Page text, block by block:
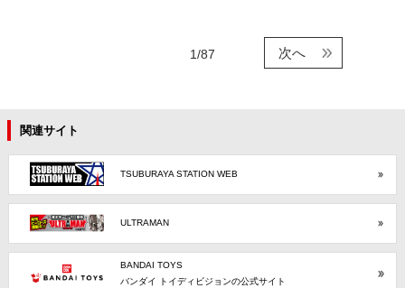
1/87 次へ
関連サイト
TSUBURAYA STATION WEB
ULTRAMAN
BANDAI TOYS
バンダイ トイディビジョンの公式サイト